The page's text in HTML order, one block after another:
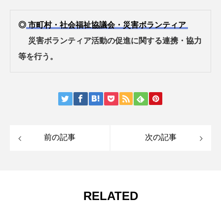
◎ 市町村・社会福祉協議会・災害ボランティア
災害ボランティア活動の促進に関する連携・協力
等を行う。
前の記事 次の記事
RELATED